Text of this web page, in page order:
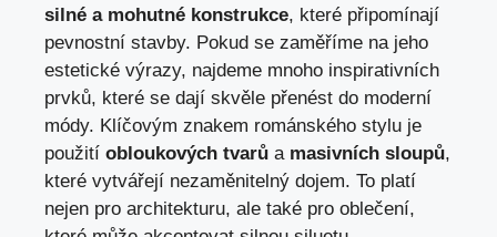
silné a mohutné konstrukce, které připomínají
pevnostní stavby. Pokud se zaměříme na jeho
estetické výrazy, najdeme mnoho inspirativních
prvků, které se dají skvěle přenést do moderní
módy. Klíčovým znakem románského stylu je
použití obloukových tvarů a masivních sloupů,
které vytvářejí nezaměnitelný dojem. To platí
nejen pro architekturu, ale také pro oblečení,